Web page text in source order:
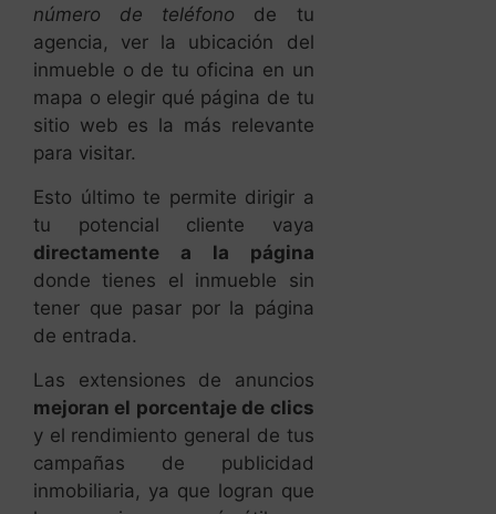
número de teléfono de tu
agencia, ver la ubicación del
inmueble o de tu oficina en un
mapa o elegir qué página de tu
sitio web es la más relevante
para visitar.
Esto último te permite dirigir a
tu potencial cliente vaya
directamente a la página
donde tienes el inmueble sin
tener que pasar por la página
de entrada.
Las extensiones de anuncios
mejoran el porcentaje de clics
y el rendimiento general de tus
campañas de publicidad
inmobiliaria, ya que logran que